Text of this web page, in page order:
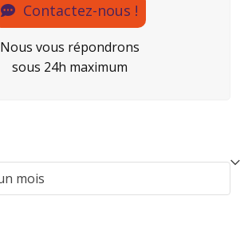
Contactez-nous !
Nous vous répondrons
sous 24h maximum